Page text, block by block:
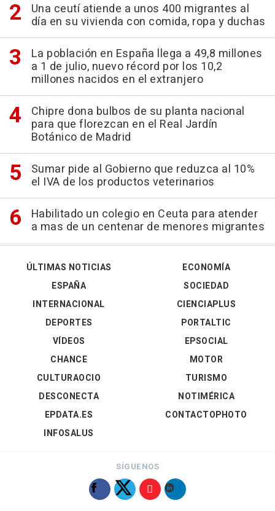
Una ceutí atiende a unos 400 migrantes al
día en su vivienda con comida, ropa y duchas
La población en España llega a 49,8 millones
a 1 de julio, nuevo récord por los 10,2
millones nacidos en el extranjero
Chipre dona bulbos de su planta nacional
para que florezcan en el Real Jardín
Botánico de Madrid
Sumar pide al Gobierno que reduzca al 10%
el IVA de los productos veterinarios
Habilitado un colegio en Ceuta para atender
a mas de un centenar de menores migrantes
ÚLTIMAS NOTICIAS
ESPAÑA
INTERNACIONAL
DEPORTES
VÍDEOS
ECONOMÍA
SOCIEDAD
CIENCIAPLUS
PORTALTIC
EPSOCIAL
CHANCE
CULTURAOCIO
DESCONECTA
EPDATA.ES
INFOSALUS
MOTOR
TURISMO
NOTIMÉRICA
CONTACTOPHOTO
SÍGUENOS